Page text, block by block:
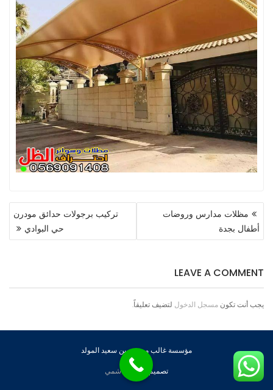
تصفّح
المقالات
مظلات مدارس وروضات
أطفال بجدة
تركيب برجولات حدائق مودرن
حي البوادي
LEAVE A COMMENT
يجب أنت تكون مسجل الدخول لتضيف تعليقاً.
مؤسسة غالب مسيفر بن سعيد المولد
تصميم
عبود الهاشمي